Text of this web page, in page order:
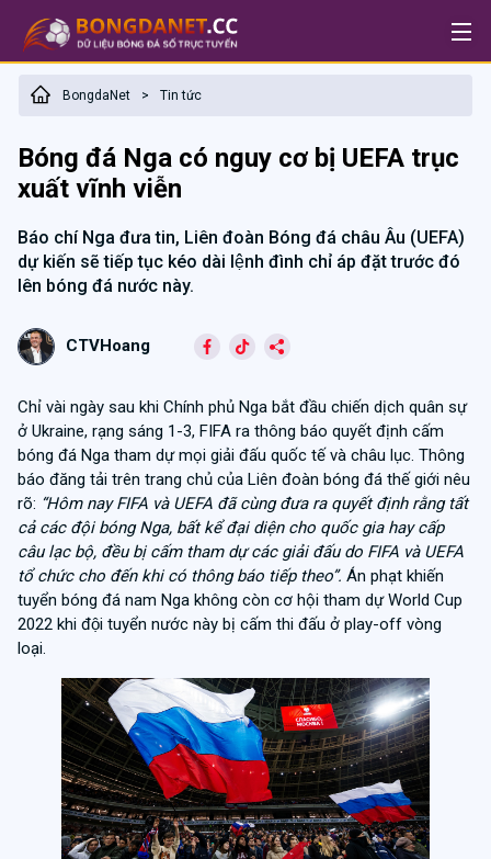
BongdaNet > Tin tức
Bóng đá Nga có nguy cơ bị UEFA trục
xuất vĩnh viễn
Báo chí Nga đưa tin, Liên đoàn Bóng đá châu Âu (UEFA)
dự kiến sẽ tiếp tục kéo dài lệnh đình chỉ áp đặt trước đó
lên bóng đá nước này.
CTVHoang
Chỉ vài ngày sau khi Chính phủ Nga bắt đầu chiến dịch quân sự
ở Ukraine, rạng sáng 1-3, FIFA ra thông báo quyết định cấm
bóng đá Nga tham dự mọi giải đấu quốc tế và châu lục. Thông
báo đăng tải trên trang chủ của Liên đoàn bóng đá thế giới nêu
rõ: “Hôm nay FIFA và UEFA đã cùng đưa ra quyết định rằng tất
cả các đội bóng Nga, bất kể đại diện cho quốc gia hay cấp
câu lạc bộ, đều bị cấm tham dự các giải đấu do FIFA và UEFA
tổ chức cho đến khi có thông báo tiếp theo”. Án phạt khiến
tuyển bóng đá nam Nga không còn cơ hội tham dự World Cup
2022 khi đội tuyển nước này bị cấm thi đấu ở play-off vòng
loại.